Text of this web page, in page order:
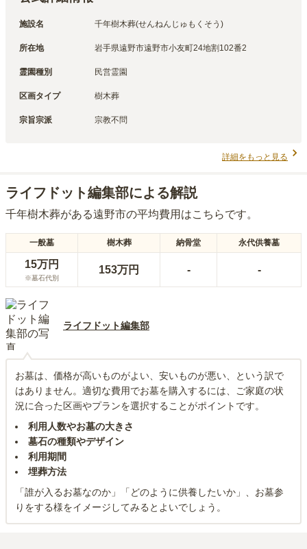
施設名 千年樹木葬(せんねんじゅもくそう)
所在地 岩手県遠野市遠野市小友町24地割102番2
霊園種別 民営霊園
区画タイプ 樹木葬
宗旨宗派 宗教不問
詳細をもっと見る
ライフドット編集部による解説
千年樹木葬がある遠野市の平均費用はこちらです。
一般墓 樹木葬 納骨堂 永代供養墓
15万円
※墓石代別
153万円 - -
ライフドット編集部
お墓は、価格が高いものがよい、安いものが悪い、という訳で
はありません。適切な費用でお墓を購入するには、ご家庭の状
況に合った区画やプランを選択することがポイントです。
利用人数やお墓の大きさ
墓石の種類やデザイン
利用期間
埋葬方法
「誰が入るお墓なのか」「どのように供養したいか」、お墓参
りをする様をイメージしてみるとよいでしょう。